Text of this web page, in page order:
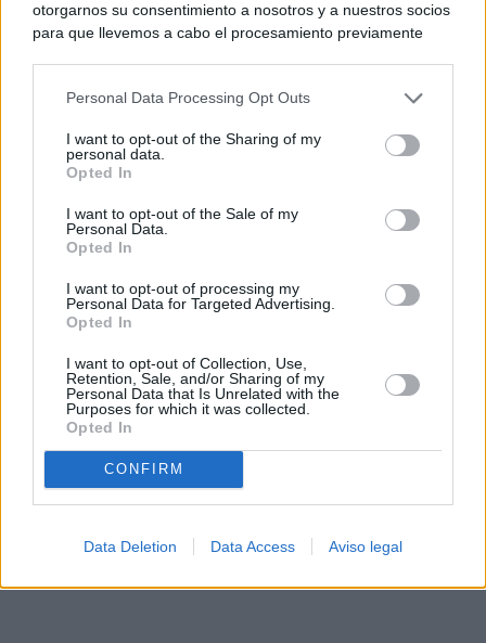
otorgarnos su consentimiento a nosotros y a nuestros socios
para que llevemos a cabo el procesamiento previamente
negar su consentimiento. Tenga en cuenta que algún
de su consentimiento, pero usted tiene el derecho de
rechazar tal procesamiento. Sus preferencias se aplicarán
cualquier momento entrando de nuevo en este sitio web o
visitando nuestra política de privacidad.
Personal Data Processing Opt Outs
I want to opt-out of the Sharing of my
personal data.
Opted In
I want to opt-out of the Sale of my
Personal Data.
Opted In
I want to opt-out of processing my
Personal Data for Targeted Advertising.
Opted In
I want to opt-out of Collection, Use,
Retention, Sale, and/or Sharing of my
Personal Data that Is Unrelated with the
Purposes for which it was collected.
Opted In
CONFIRM
Data Deletion Data Access Aviso legal